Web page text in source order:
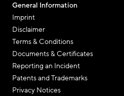
General Information
Imprint
Disclaimer
Terms & Conditions
Documents & Certificates
Reporting an Incident
Patents and Trademarks
Privacy Notices